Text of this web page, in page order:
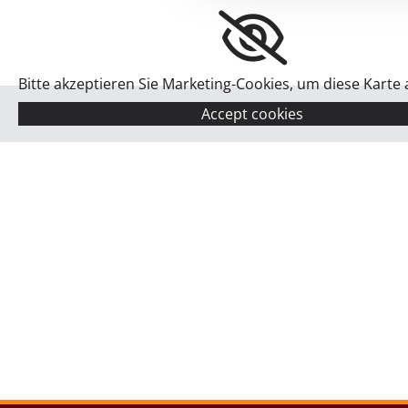
Bitte akzeptieren Sie Marketing-Cookies, um diese Karte
Accept cookies